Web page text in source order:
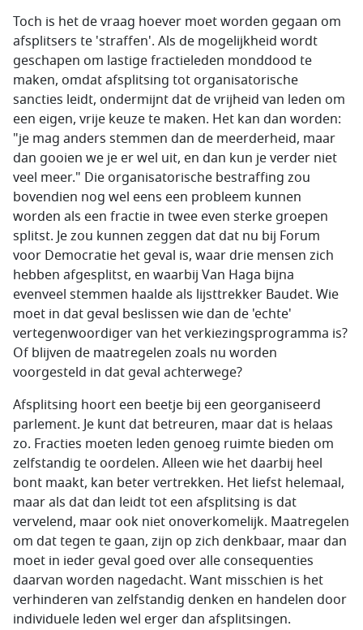
Toch is het de vraag hoever moet worden gegaan om
afsplitsers te 'straffen'. Als de mogelijkheid wordt
geschapen om lastige fractieleden monddood te
maken, omdat afsplitsing tot organisatorische
sancties leidt, ondermijnt dat de vrijheid van leden om
een eigen, vrije keuze te maken. Het kan dan worden:
"je mag anders stemmen dan de meerderheid, maar
dan gooien we je er wel uit, en dan kun je verder niet
veel meer." Die organisatorische bestraffing zou
bovendien nog wel eens een probleem kunnen
worden als een fractie in twee even sterke groepen
splitst. Je zou kunnen zeggen dat dat nu bij Forum
voor Democratie het geval is, waar drie mensen zich
hebben afgesplitst, en waarbij Van Haga bijna
evenveel stemmen haalde als lijsttrekker Baudet. Wie
moet in dat geval beslissen wie dan de 'echte'
vertegenwoordiger van het verkiezingsprogramma is?
Of blijven de maatregelen zoals nu worden
voorgesteld in dat geval achterwege?
Afsplitsing hoort een beetje bij een georganiseerd
parlement. Je kunt dat betreuren, maar dat is helaas
zo. Fracties moeten leden genoeg ruimte bieden om
zelfstandig te oordelen. Alleen wie het daarbij heel
bont maakt, kan beter vertrekken. Het liefst helemaal,
maar als dat dan leidt tot een afsplitsing is dat
vervelend, maar ook niet onoverkomelijk. Maatregelen
om dat tegen te gaan, zijn op zich denkbaar, maar dan
moet in ieder geval goed over alle consequenties
daarvan worden nagedacht. Want misschien is het
verhinderen van zelfstandig denken en handelen door
individuele leden wel erger dan afsplitsingen.